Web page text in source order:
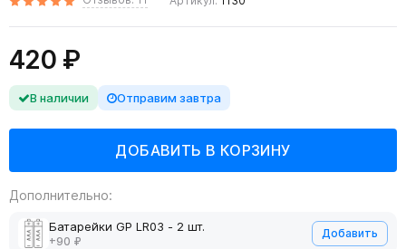
420 ₽
В наличии Отправим завтра
Дополнительно:
Батарейки GP LR03 - 2 шт.
+90 ₽
Добавить